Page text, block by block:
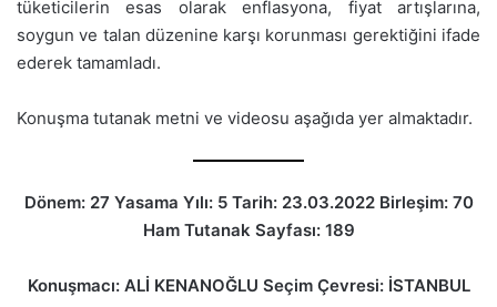
tüketicilerin esas olarak enflasyona, fiyat artışlarına,
soygun ve talan düzenine karşı korunması gerektiğini ifade
ederek tamamladı.
Konuşma tutanak metni ve videosu aşağıda yer almaktadır.
Dönem: 27 Yasama Yılı: 5 Tarih: 23.03.2022 Birleşim: 70
Ham Tutanak Sayfası: 189
Konuşmacı: ALİ KENANOĞLU Seçim Çevresi: İSTANBUL